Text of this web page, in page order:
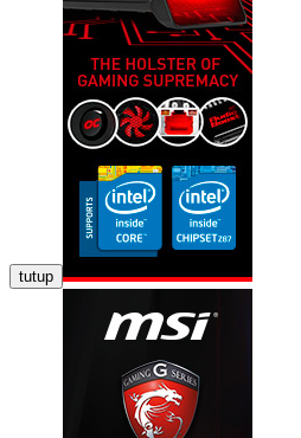
tutup